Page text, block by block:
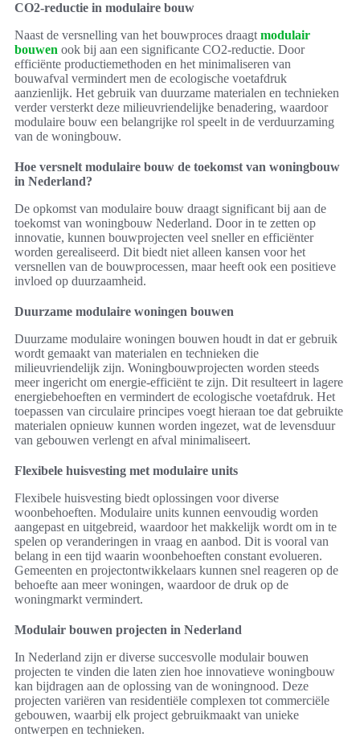
CO2-reductie in modulaire bouw
Naast de versnelling van het bouwproces draagt modulair
bouwen ook bij aan een significante CO2-reductie. Door
efficiënte productiemethoden en het minimaliseren van
bouwafval vermindert men de ecologische voetafdruk
aanzienlijk. Het gebruik van duurzame materialen en technieken
verder versterkt deze milieuvriendelijke benadering, waardoor
modulaire bouw een belangrijke rol speelt in de verduurzaming
van de woningbouw.
Hoe versnelt modulaire bouw de toekomst van woningbouw
in Nederland?
De opkomst van modulaire bouw draagt significant bij aan de
toekomst van woningbouw Nederland. Door in te zetten op
innovatie, kunnen bouwprojecten veel sneller en efficiënter
worden gerealiseerd. Dit biedt niet alleen kansen voor het
versnellen van de bouwprocessen, maar heeft ook een positieve
invloed op duurzaamheid.
Duurzame modulaire woningen bouwen
Duurzame modulaire woningen bouwen houdt in dat er gebruik
wordt gemaakt van materialen en technieken die
milieuvriendelijk zijn. Woningbouwprojecten worden steeds
meer ingericht om energie-efficiënt te zijn. Dit resulteert in lagere
energiebehoeften en vermindert de ecologische voetafdruk. Het
toepassen van circulaire principes voegt hieraan toe dat gebruikte
materialen opnieuw kunnen worden ingezet, wat de levensduur
van gebouwen verlengt en afval minimaliseert.
Flexibele huisvesting met modulaire units
Flexibele huisvesting biedt oplossingen voor diverse
woonbehoeften. Modulaire units kunnen eenvoudig worden
aangepast en uitgebreid, waardoor het makkelijk wordt om in te
spelen op veranderingen in vraag en aanbod. Dit is vooral van
belang in een tijd waarin woonbehoeften constant evolueren.
Gemeenten en projectontwikkelaars kunnen snel reageren op de
behoefte aan meer woningen, waardoor de druk op de
woningmarkt vermindert.
Modulair bouwen projecten in Nederland
In Nederland zijn er diverse succesvolle modulair bouwen
projecten te vinden die laten zien hoe innovatieve woningbouw
kan bijdragen aan de oplossing van de woningnood. Deze
projecten variëren van residentiële complexen tot commerciële
gebouwen, waarbij elk project gebruikmaakt van unieke
ontwerpen en technieken.